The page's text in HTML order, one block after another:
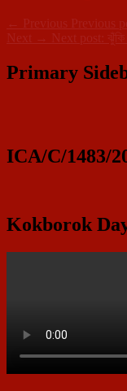
← Previous Previous
Next → Next post:
Primary
ICA/C/1483/
Kokborok